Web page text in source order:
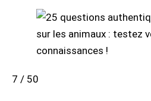
7 / 50